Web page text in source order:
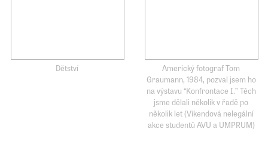
Dětství
Americký fotograf Tom
Graumann, 1984, pozval jsem ho
na výstavu “Konfrontace I.” Těch
jsme dělali několik v řadě po
několik let (Víkendová nelegální
akce studentů AVU a UMPRUM)